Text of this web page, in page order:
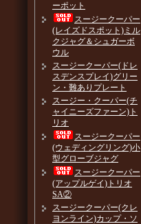
ーポット
スージークーパー
(レイズドスポット)ミル
クジャグ＆シュガーボ
ウル
スージークーパー(ドレ
スデンスプレイ)グリー
ン・難ありプレート
スージー・クーパー(チ
ャイニーズファーン)ト
リオ
スージークーパー
(ウェディングリング)小
型グローブジャグ
スージークーパー
(アップルゲイ)トリオ
SA②
スージークーパー(クレ
ヨンライン)カップ・ソ